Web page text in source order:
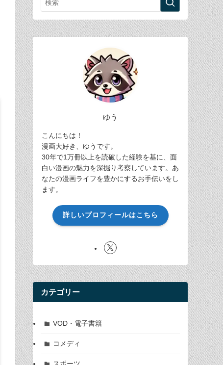
ゆう
こんにちは！
漫画大好き、ゆうです。
30年で1万冊以上を読破した経験を基に、面
白い漫画の魅力を深掘り考察しています。あ
なたの漫画ライフを豊かにするお手伝いをし
ます。
詳しいプロフィールはこちら
カテゴリー
VOD・電子書籍
コメディ